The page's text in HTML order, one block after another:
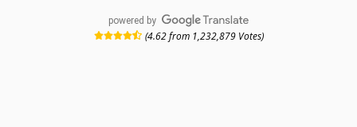
powered by
(4.62 from 1,232,879 Votes)